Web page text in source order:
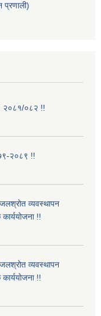
प्रणाली)
२०८१/०८२ !!
२०८९ !!
व्यवस्थापन
!!
व्यवस्थापन
!!